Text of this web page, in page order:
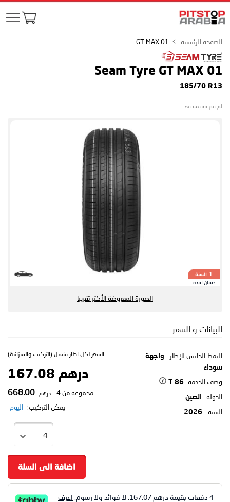
الصفحة الرئيسية GT MAX 01
Seam Tyre GT MAX 01
185/70 R13
لم يتم تقييمه بعد
1 السنة
ضمان لمدة
الصورة المعروضة الأكثر تقريبا
البيانات و السعر
النمط الجانبي للإطار:
واجهة
سوداء
وصف الخدمة 86 T
الدولة الصين
السنة: 2026
السعر لكل اطار يشمل (التركيب والميزانية)
درهم 167.08
مجموعة من 4: درهم
يمكن التركيب: اليوم
اضافة الى السلة
4 دفعات بقيمة درهم 167.07 . لا فوائد ولا رسوم. اعرف